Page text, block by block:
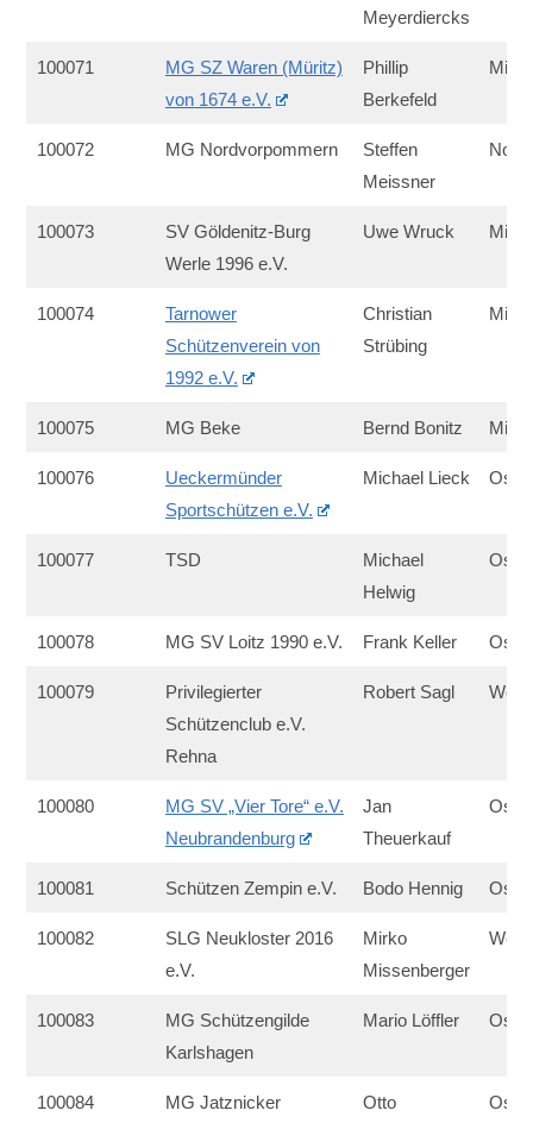
Meyerdiercks
100071
MG SZ Waren (Müritz)
von 1674 e.V.
Phillip
Berkefeld
Mitte
100072 MG Nordvorpommern
Steffen
Meissner
Nord
100073
SV Göldenitz-Burg
Werle 1996 e.V.
Uwe Wruck Mitte
100074
Tarnower
Schützenverein von
1992 e.V.
Christian
Strübing
Mitte
100075 MG Beke Bernd Bonitz Mitte
100076
Ueckermünder
Sportschützen e.V.
Michael Lieck Ost
100077 TSD
Michael
Helwig
Ost
100078 MG SV Loitz 1990 e.V. Frank Keller Ost
100079
Privilegierter
Schützenclub e.V.
Rehna
Robert Sagl West
100080
MG SV „Vier Tore“ e.V.
Neubrandenburg
Jan
Theuerkauf
Ost
100081 Schützen Zempin e.V. Bodo Hennig Ost
100082
SLG Neukloster 2016
e.V.
Mirko
Missenberger
West
100083
MG Schützengilde
Karlshagen
Mario Löffler Ost
100084
MG Jatznicker
Otto
Ost